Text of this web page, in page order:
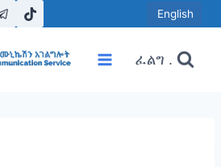
English
ፈልግ .